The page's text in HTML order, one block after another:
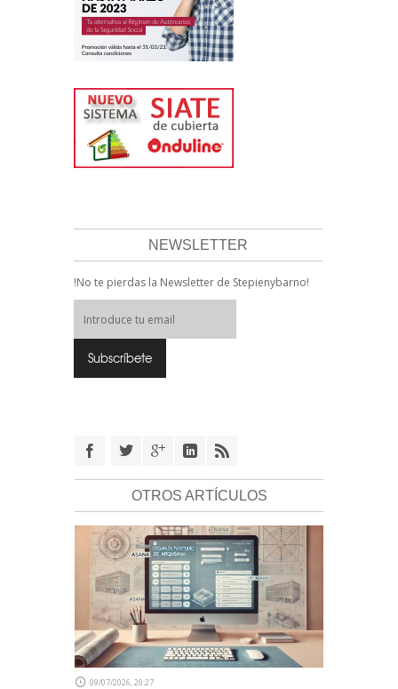
NEWSLETTER
!No te pierdas la Newsletter de Stepienybarno!
OTROS ARTÍCULOS
09/07/2026, 20:27